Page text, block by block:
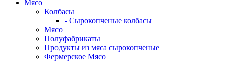
Мясо
Колбасы
- Сырокопченые колбасы
Мясо
Полуфабрикаты
Продукты из мяса сырокопченые
Фермерское Мясо